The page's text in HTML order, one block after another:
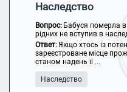
Наследство
Вопрос: Бабуся померла в
рідних не вступив в
Ответ:Якщо хтось із
зареєстроване місце
станом надень її ...
Наследство